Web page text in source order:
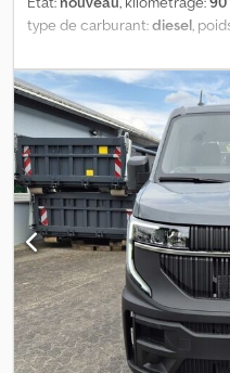
type de carburant:diesel,
215/75R17,5, configuration
couleur:blanc , cabine
d'engrenage:automatique,
autre, nombre de sièges:
,
3 800 mm, largeur de
de l'espace de chargement:
90 h, Équipement:ABS,
différentiel, climatisation,
particules, ordinateur de
d'antidémarrage,
NEUF, benne à ordures
DIN 30722-3 - Délai de
GSR (système de gestion du
urbaines disponibles en